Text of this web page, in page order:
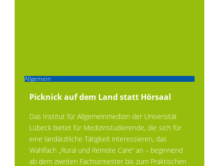
Allgemein
Picknick auf dem Land statt Hörsaal
Das Institut für Allgemeinmedizin der Universität
Lübeck bietet für Medizinstudierende, die sich für
eine landärztliche Tätigkeit interessieren, das
Wahlfach „Rural und Remote Care“ an – beginnend
ab dem zweiten Fachsemester bis zum Praktischen